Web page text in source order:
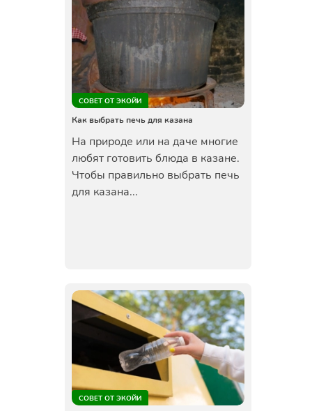
СОВЕТ ОТ ЭКОЙИ
Как выбрать печь для казана
На природе или на даче многие
любят готовить блюда в казане.
Чтобы правильно выбрать печь
для казана...
СОВЕТ ОТ ЭКОЙИ